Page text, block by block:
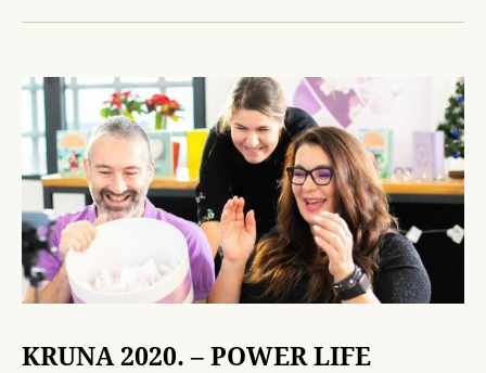
KRUNA 2020. – POWER LIFE